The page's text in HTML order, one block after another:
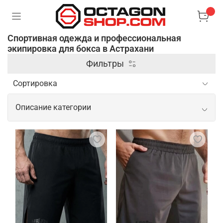
Спортивная одежда и профессиональная
экипировка для бокса в Астрахани
Фильтры
Описание категории
Спортивная одежда и
профессиональная экипировка для
бокса
Профессиональная одежда и экипировка для
бокса предназначены для обеспечения
максимального комфорта, защиты и
эффективности во время тренировок и боев.